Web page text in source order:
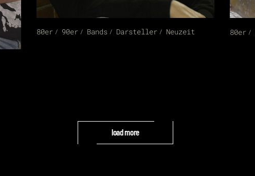
80er 90er Bands Darsteller Neuzeit 80er
load more